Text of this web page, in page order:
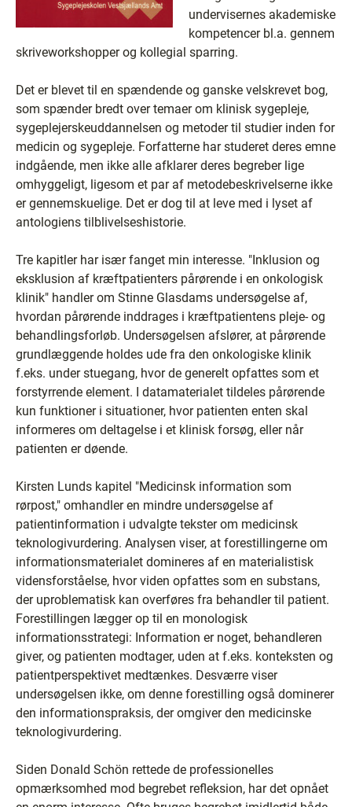
undervisernes akademiske
kompetencer bl.a. gennem
skriveworkshopper og kollegial sparring.
Det er blevet til en spændende og ganske velskrevet bog,
som spænder bredt over temaer om klinisk sygepleje,
sygeplejerskeuddannelsen og metoder til studier inden for
medicin og sygepleje. Forfatterne har studeret deres emne
indgående, men ikke alle afklarer deres begreber lige
omhyggeligt, ligesom et par af metodebeskrivelserne ikke
er gennemskuelige. Det er dog til at leve med i lyset af
antologiens tilblivelseshistorie.
Tre kapitler har især fanget min interesse. "Inklusion og
eksklusion af kræftpatienters pårørende i en onkologisk
klinik" handler om Stinne Glasdams undersøgelse af,
hvordan pårørende inddrages i kræftpatientens pleje- og
behandlingsforløb. Undersøgelsen afslører, at pårørende
grundlæggende holdes ude fra den onkologiske klinik
f.eks. under stuegang, hvor de generelt opfattes som et
forstyrrende element. I datamaterialet tildeles pårørende
kun funktioner i situationer, hvor patienten enten skal
informeres om deltagelse i et klinisk forsøg, eller når
patienten er døende.
Kirsten Lunds kapitel "Medicinsk information som
rørpost," omhandler en mindre undersøgelse af
patientinformation i udvalgte tekster om medicinsk
teknologivurdering. Analysen viser, at forestillingerne om
informationsmaterialet domineres af en materialistisk
vidensforståelse, hvor viden opfattes som en substans,
der uproblematisk kan overføres fra behandler til patient.
Forestillingen lægger op til en monologisk
informationsstrategi: Information er noget, behandleren
giver, og patienten modtager, uden at f.eks. konteksten og
patientperspektivet medtænkes. Desværre viser
undersøgelsen ikke, om denne forestilling også dominerer
den informationspraksis, der omgiver den medicinske
teknologivurdering.
Siden Donald Schön rettede de professionelles
opmærksomhed mod begrebet refleksion, har det opnået